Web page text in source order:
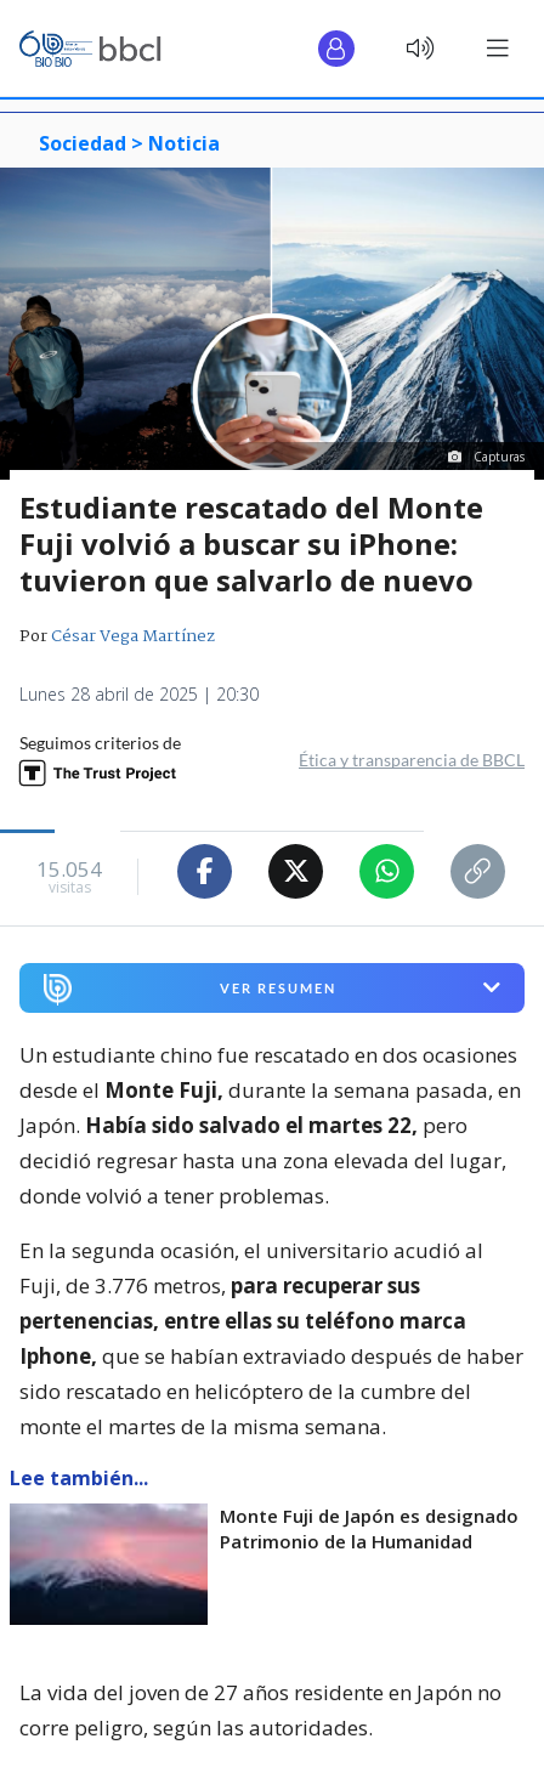
Sociedad > Noticia
Capturas
Estudiante rescatado del Monte
Fuji volvió a buscar su iPhone:
tuvieron que salvarlo de nuevo
PorCésar Vega Martínez
Lunes 28 abril de 2025 | 20:30
Seguimos criterios de
Ética y transparencia de BBCL
15.054
visitas
VER RESUMEN
Un estudiante chino fue rescatado en dos ocasiones
desde el Monte Fuji, durante la semana pasada, en
Japón. Había sido salvado el martes 22, pero
decidió regresar hasta una zona elevada del lugar,
donde volvió a tener problemas.
En la segunda ocasión, el universitario acudió al
Fuji, de 3.776 metros, para recuperar sus
pertenencias, entre ellas su teléfono marca
Iphone, que se habían extraviado después de haber
sido rescatado en helicóptero de la cumbre del
monte el martes de la misma semana.
Lee también...
Monte Fuji de Japón es designado
Patrimonio de la Humanidad
La vida del joven de 27 años residente en Japón no
corre peligro, según las autoridades.